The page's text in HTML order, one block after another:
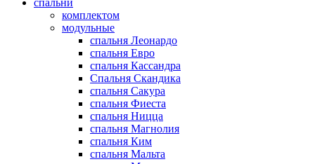
комплектом
модульные
спальня Леонардо
спальня Евро
спальня Кассандра
Спальня Скандика
спальня Сакура
спальня Фиеста
спальня Ницца
спальня Магнолия
спальня Ким
спальня Мальта